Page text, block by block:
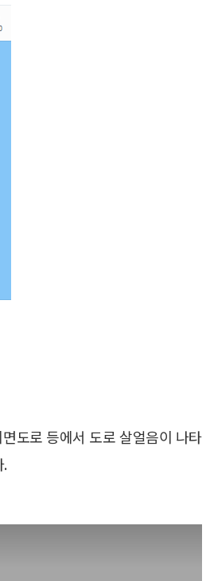
도로 등에서 도로 살얼음이 나타
.